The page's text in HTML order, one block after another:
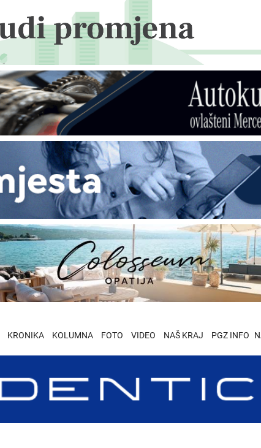
KRONIKA KOLUMNA FOTO VIDEO NAŠ KRAJ PGZ INFO